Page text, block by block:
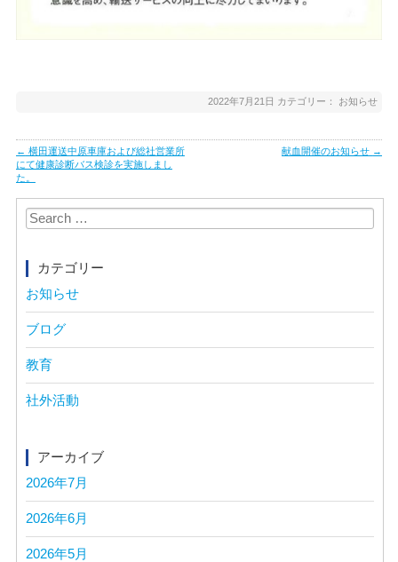
2022年7月21日 カテゴリー： お知らせ
Post
navigation
← 横田運送中原車庫および総社営業所
にて健康診断バス検診を実施しまし
た。
献血開催のお知らせ →
Search
for:
カテゴリー
お知らせ
ブログ
教育
社外活動
アーカイブ
2026年7月
2026年6月
2026年5月